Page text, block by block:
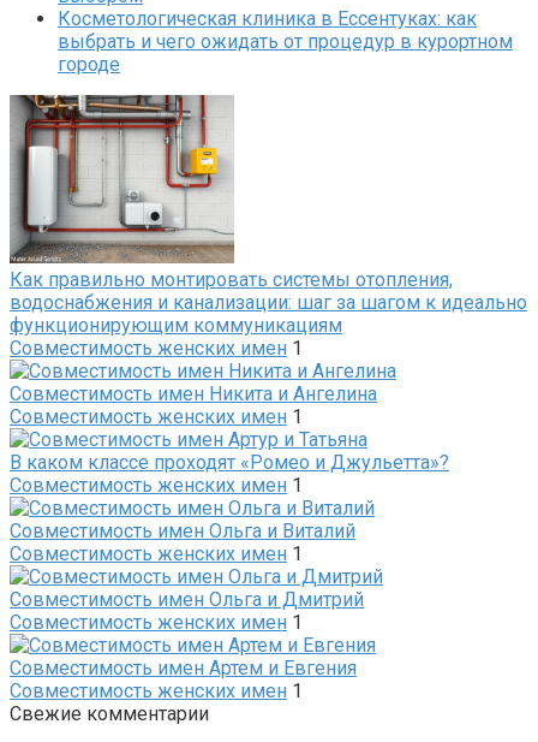
Косметологическая клиника в Ессентуках: как
выбрать и чего ожидать от процедур в курортном
городе
Как правильно монтировать системы отопления,
водоснабжения и канализации: шаг за шагом к идеально
функционирующим коммуникациям
Совместимость женских имен 1
Совместимость имен Никита и Ангелина
Совместимость женских имен 1
В каком классе проходят «Ромео и Джульетта»?
Совместимость женских имен 1
Совместимость имен Ольга и Виталий
Совместимость женских имен 1
Совместимость имен Ольга и Дмитрий
Совместимость женских имен 1
Совместимость имен Артем и Евгения
Совместимость женских имен 1
Свежие комментарии